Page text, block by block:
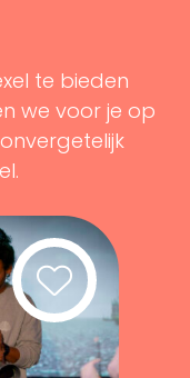
te bieden
we voor je op